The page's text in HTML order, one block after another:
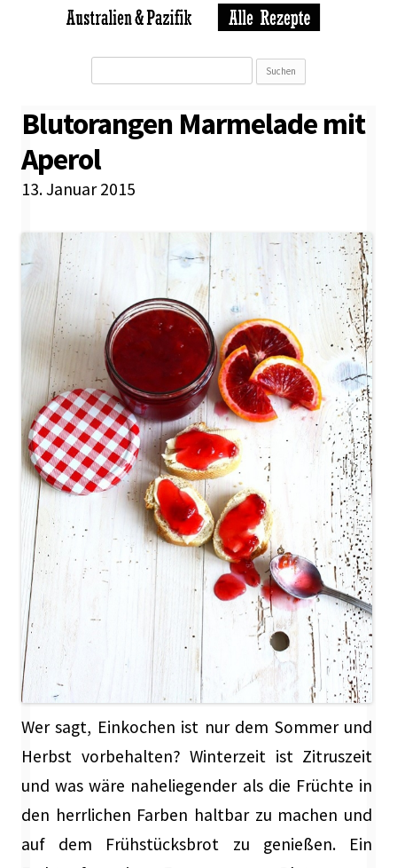
Blutorangen Marmelade mit
Aperol
13. Januar 2015
Wer sagt, Einkochen ist nur dem Sommer und
Herbst vorbehalten? Winterzeit ist Zitruszeit
und was wäre naheliegender als die Früchte in
den herrlichen Farben haltbar zu machen und
auf dem Frühstücksbrot zu genießen. Ein